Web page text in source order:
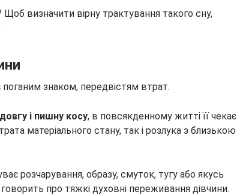
визначити вірну трактування такого сну,
знаком, передвістям втрат.
і пишну косу, в повсякденному житті її чекає
матеріального стану, так і розлука з близькою
розчарування, образу, смуток, тугу або якусь
про тяжкі духовні переживання дівчини.